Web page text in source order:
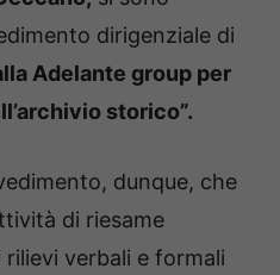
dirigenziale di
Adelante group per
storico”.
dunque, che
di riesame
verbali e formali